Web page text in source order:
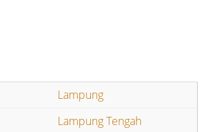
Lampung
Lampung Tengah